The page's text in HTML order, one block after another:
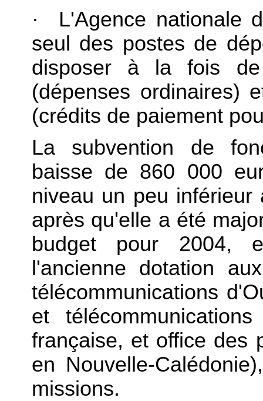
· L'Agence nationale
seul des postes de
disposer à la fois de
(dépenses ordinaires)
(crédits de paiement
La subvention de
baisse de 860 000
niveau un peu
après qu'elle a été
budget pour 2004,
l'ancienne dotation
télécommunications
et
française, et office des
en Nouvelle-
missions.